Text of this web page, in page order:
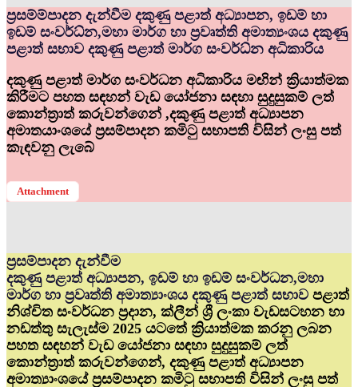
ප්‍රසම්ම්පාදන දැන්වීම දකුණු පළාත් අධ්‍යාපන, ඉඩම් හා
ඉඩම් සංවර්ධ්‍න,මහා මාර්ග හා ප්‍රවෘත්ති අමාත්‍යංශය දකුණු
පළාත් සභාව දකුණු පළාත් මාර්ග සංවර්ධ්‍න අධිකාරිය
දකුණු පළාත් මාර්ග සංවර්ධන අධිකාරිය මඟින් ක්‍රියාත්මක
කිරීමට පහත සඳහන් වැඩ යෝජනා සඳහා සුදුසුකම් ලත්
කොන්ත්‍රාත් කරුවන්ගෙන් ,දකුණු පළාත් අධ්‍යාපන
අමාතයාංශයේ ප්‍රසම්පාදන කමිටු සභාපති විසින් ලංසු පත්
කැඳවනු ලැබේ
Attachment
ප්‍රසම්පාදන දැන්වීම
දකුණු පළාත් අධ්‍යාපන, ඉඩම් හා ඉඩම් සංවර්ධන,මහා
මාර්ග හා ප්‍රවෘත්ති අමාත්‍යාංශය දකුණු පළාත් සභාව පළාත්
නිශ්චිත සංවර්ධන ප්‍රදාන, ක්ලීන් ශ්‍රී ලංකා වැඩසටහන හා
නඩත්තු සැලැස්ම 2025 යටතේ ක්‍රියාත්මක කරනු ලබන
පහත සඳහන් වැඩ යෝජනා සඳහා සුදුසුකම් ලත්
කොන්ත්‍රාත් කරුවන්ගෙන්, දකුණු පළාත් අධ්‍යාපන
අමාත්‍යාංශයේ ප්‍රසම්පාදන කමිටු සභාපති විසින් ලංසු පත්